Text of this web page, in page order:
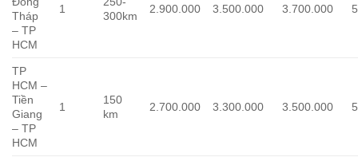
Tháp
– TP
HCM
1
300km
2.900.000 3.500.000 3.700.000
TP
HCM –
Tiền
Giang
– TP
HCM
1
150
km
2.700.000 3.300.000 3.500.000